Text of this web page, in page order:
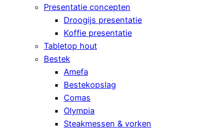
Presentatie concepten
Droogijs presentatie
Koffie presentatie
Tabletop hout
Bestek
Amefa
Bestekopslag
Comas
Olympia
Steakmessen & vorken